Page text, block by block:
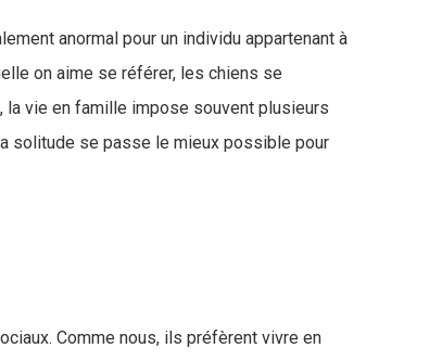
anormal pour un individu appartenant à
on aime se référer, les chiens se
vie en famille impose souvent plusieurs
solitude se passe le mieux possible pour
Comme nous, ils préfèrent vivre en